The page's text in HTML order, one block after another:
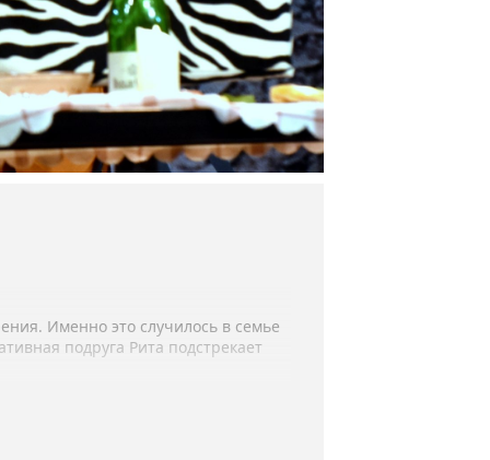
Именно это случилось в семье
подруга Рита подстрекает
– прежде всего о любви,